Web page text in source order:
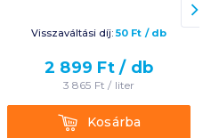
Visszaváltási díj: 50 Ft / db
2 899 Ft / db
3 865 Ft / liter
KosárbaKosárba